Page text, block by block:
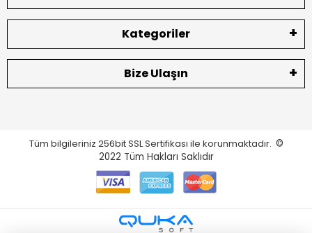
Kategoriler
Bize Ulaşın
Tüm bilgileriniz 256bit SSL Sertifikası ile korunmaktadır. ©
2022 Tüm Hakları Saklıdır